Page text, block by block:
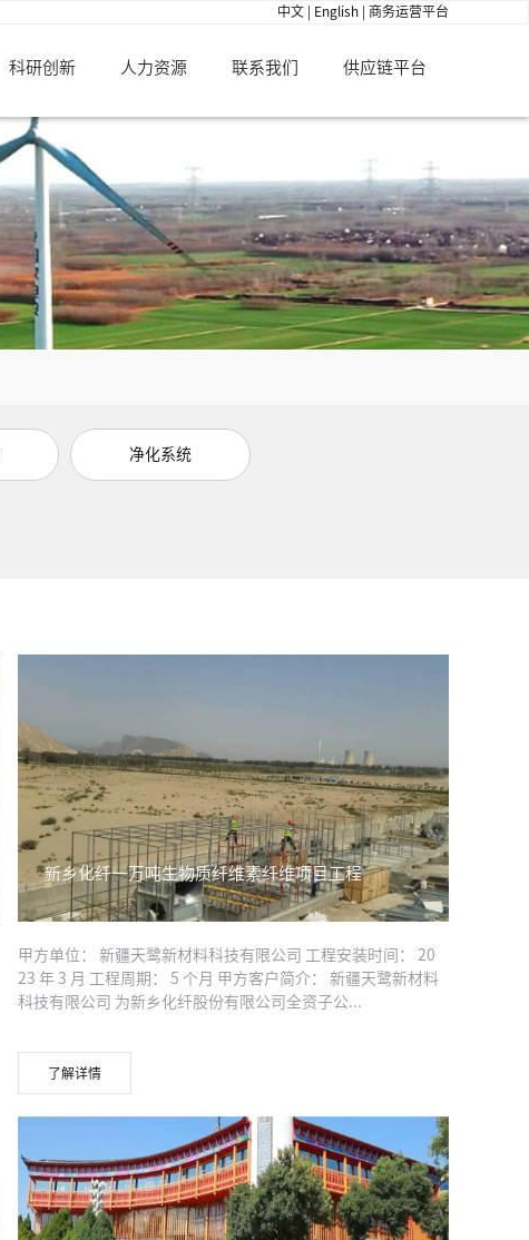
中文 English 商务运营平台
科研创新 人力资源 联系我们 供应链平台
净化系统
新乡化纤一万吨生物质纤维素纤维项目工程
甲方单位： 新疆天鹭新材料科技有限公司 工程安装时间： 20
23 年 3 月 工程周期： 5 个月 甲方客户简介： 新疆天鹭新材料
科技有限公司 为新乡化纤股份有限公司全资子公...
了解详情